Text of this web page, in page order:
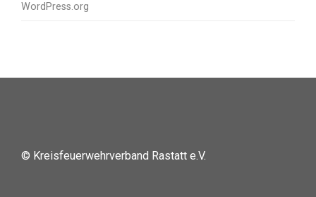
WordPress.org
© Kreisfeuerwehrverband Rastatt e.V.